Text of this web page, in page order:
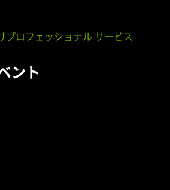
プロフェッショナル サービス
ント